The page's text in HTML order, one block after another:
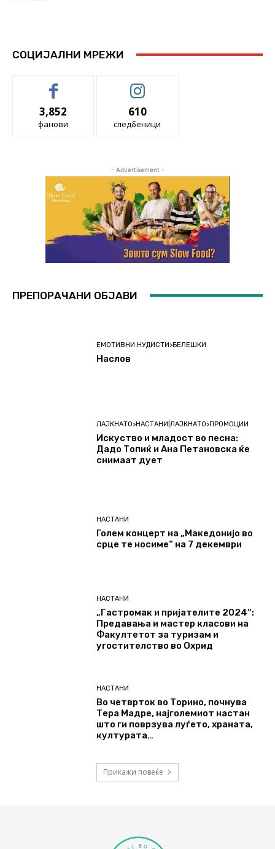
СОЦИЈАЛНИ МРЕЖИ
3,852
фанови
610
следбеници
- Advertisement -
ПРЕПОРАЧАНИ ОБЈАВИ
ЕМОТИВНИ НУДИСТИ>БЕЛЕШКИ
Наслов
ЛАЈКНАТО>НАСТАНИ|ЛАЈКНАТО>ПРОМОЦИИ
Искуство и младост во песна:
Дадо Топиќ и Ана Петановска ќе
снимаат дует
НАСТАНИ
Голем концерт на „Македонијо во
срце те носиме“ на 7 декември
НАСТАНИ
„Гастромак и пријателите 2024“:
Предавања и мастер класови на
Факултетот за туризам и
угостителство во Охрид
НАСТАНИ
Во четврток во Торино, почнува
Тера Мадре, најголемиот настан
што ги поврзува луѓето, храната,
културата…
Прикажи повеќе